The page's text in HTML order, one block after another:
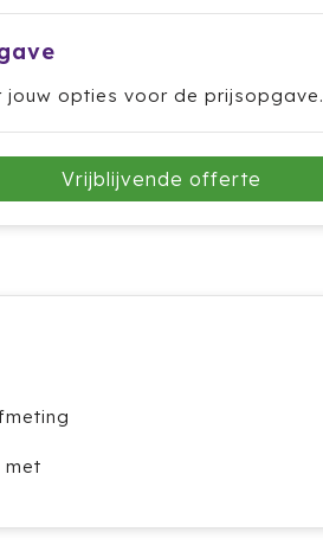
jouw opties voor de prijsopgave.
Vrijblijvende offerte
met